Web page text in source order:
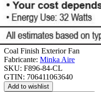
Coal Finish Exterior Fan
Fabricante: Minka Aire
SKU: F896-84-CL
GTIN: 706411063640
Add to wishlist